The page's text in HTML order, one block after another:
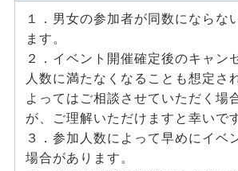
１．男女の参加者が同数にならな
ます。
２．イベント開催確定後のキャン
人数に満たなくなることも想定さ
よってはご相談させていただく場
が、ご理解いただけますと幸いで
３．参加人数によって早めにイベ
場合があります。